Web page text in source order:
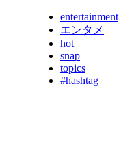
entertainment
エンタメ
hot
snap
topics
#hashtag